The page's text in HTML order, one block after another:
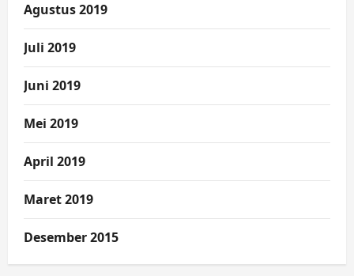
Agustus 2019
Juli 2019
Juni 2019
Mei 2019
April 2019
Maret 2019
Desember 2015